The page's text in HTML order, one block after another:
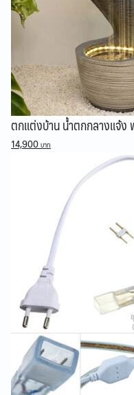
ตกแต่งบ้าน น้ำตกกลางแจ้ง
Original
14,900
14,900 ฿.